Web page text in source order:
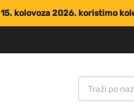
15. kolovoza 2026. koristimo